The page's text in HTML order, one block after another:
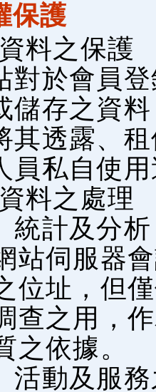
保護
料之保護
對於會員
儲存之資
其透露、
員私自使
料之處理
統計及分析
站伺服器
位址，但
查之用，
之依據。
活動及服